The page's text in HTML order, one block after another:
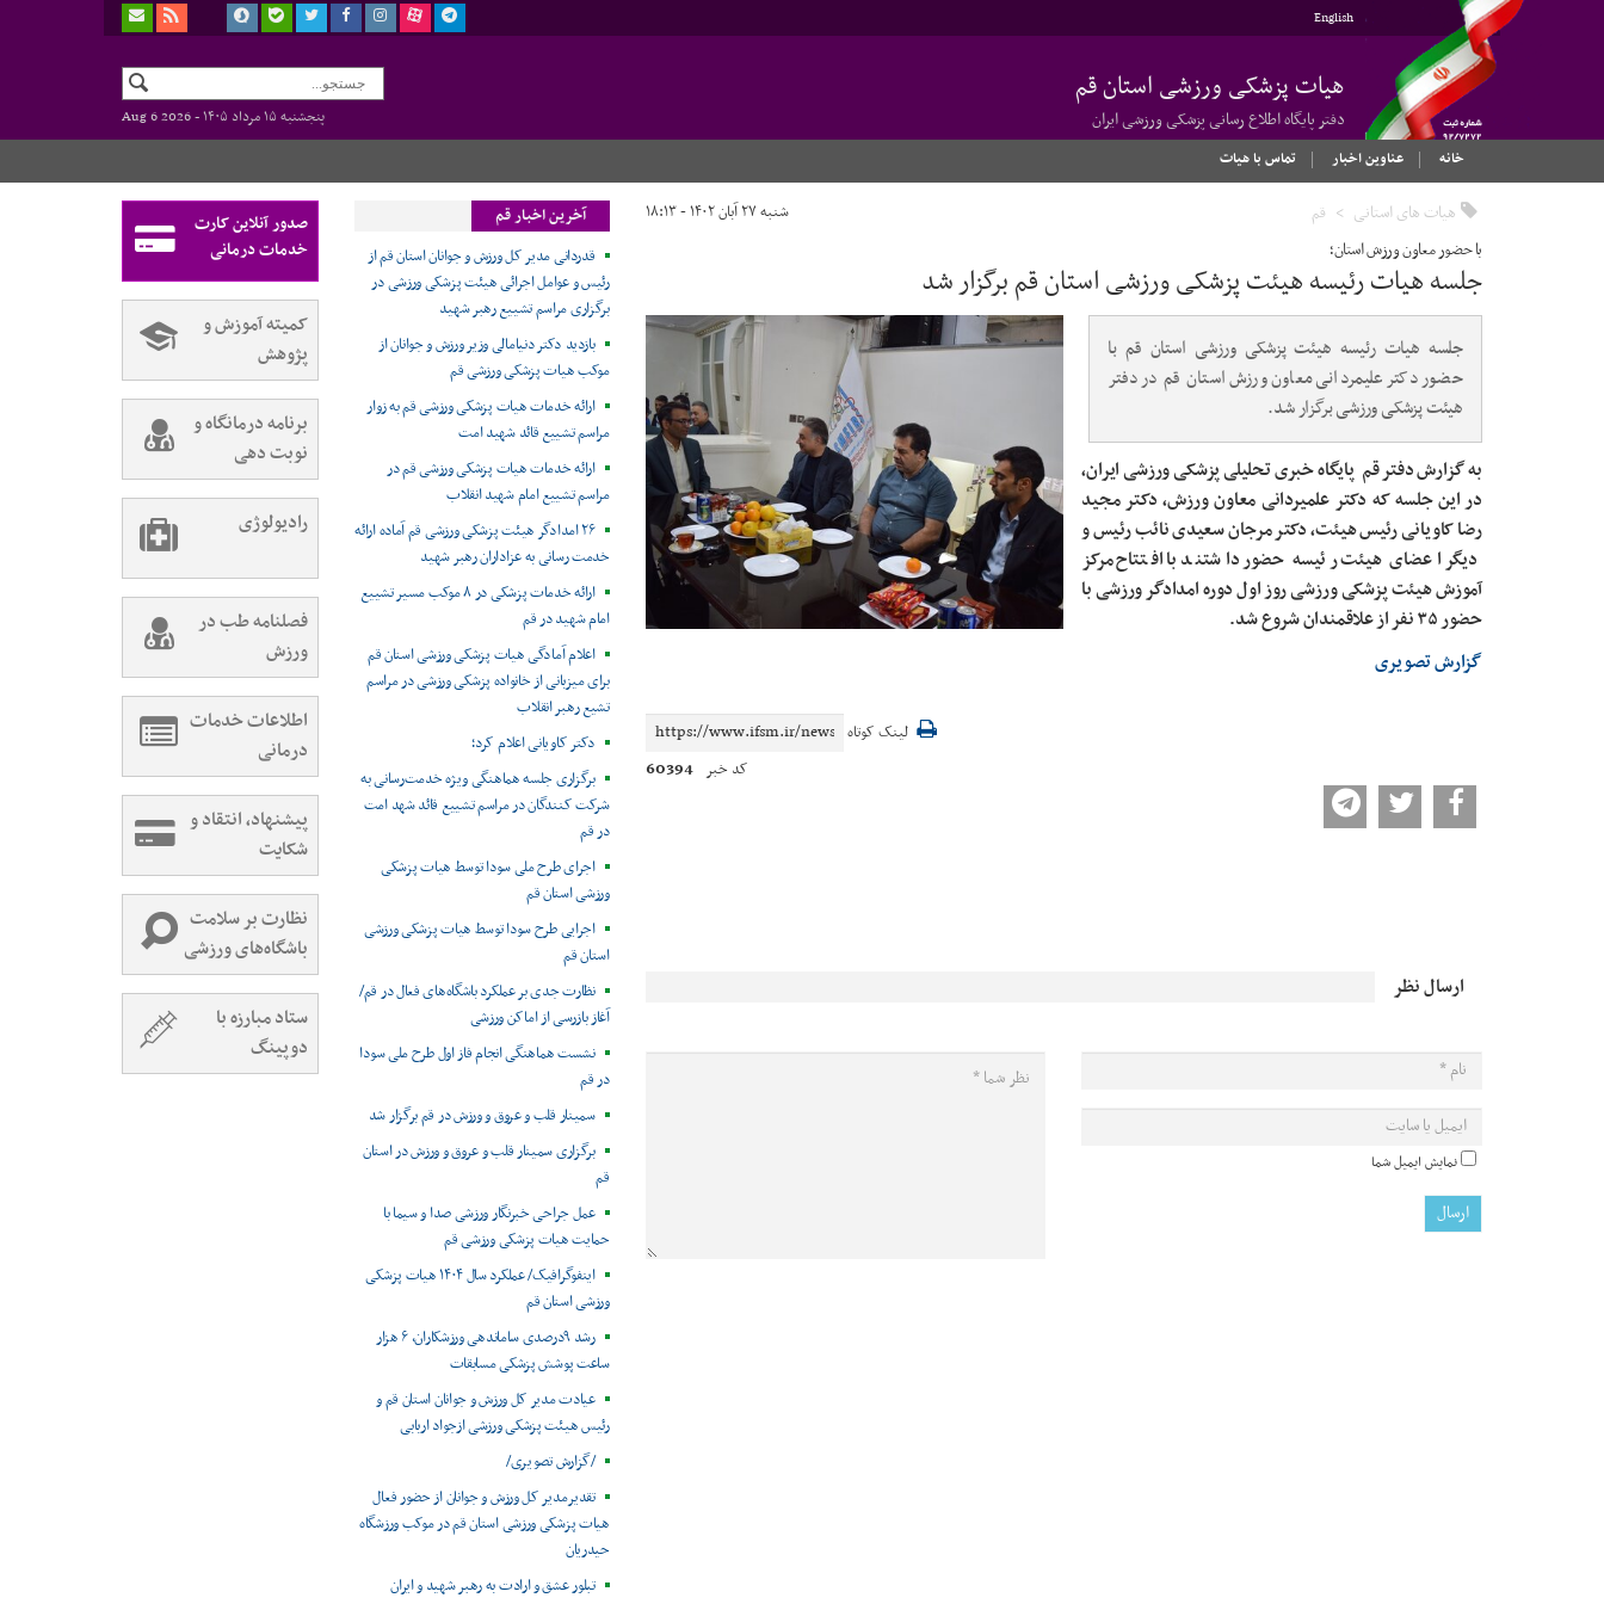
English
هیات پزشکی ورزشی استان قم
دفتر پایگاه اطلاع رسانی پزشکی ورزشی ایران پنجشنبه ۱۵ مرداد ۱۴۰۵ -
Aug 6 2026
خانه
عناوین اخبار تماس با هیات
هیات های استانی قم شنبه ۲۷ آبان ۱۴۰۲ - ۱۸:۱۳
با حضور معاون ورزش استان؛
جلسه هیات رئیسه هیئت پزشکی ورزشی استان قم برگزار شد
جلسه هیات رئیسه هیئت پزشکی ورزشی استان قم با
حضور دکتر علیمردانی معاون ورزش استان قم در دفتر
هیئت پزشکی ورزشی برگزار شد.
به گزارش دفتر قم پایگاه خبری تحلیلی پزشکی ورزشی ایران،
در این جلسه که دکتر علمیردانی معاون ورزش، دکتر مجید
رضا کاویانی رئیس هیئت، دکتر مرجان سعیدی نائب رئیس و
دیگر اعضای هیئت رئیسه حضور داشتند با افتتاح مرکز
آموزش هیئت پزشکی ورزشی روز اول دوره امدادگر ورزشی با
حضور ۳۵ نفر از علاقمندان شروع شد.
گزارش تصویری
لینک کوتاه
کد خبر 60394
ارسال نظر
نمایش ایمیل شما
آخرین اخبار قم
قدردانی مدیر کل ورزش و جوانان استان قم از
رئیس و عوامل اجرائی هیئت پزشکی ورزشی در
برگزاری مراسم تشییع رهبر شهید
بازدید دکتر دنیامالی وزیر ورزش و جوانان از
موکب هیات پزشکی ورزشی قم
ارائه خدمات هیات پزشکی ورزشی قم به زوار
مراسم تشییع قائد شهید امت
ارائه خدمات هیات پزشکی ورزشی قم در
مراسم تشییع امام شهید انقلاب
۲۶ امدادگر هیئت پزشکی ورزشی قم آماده ارائه
خدمت رسانی به عزاداران رهبر شهید
ارائه خدمات پزشکی در ۸ موکب مسیر تشییع
امام شهید در قم
اعلام آمادگی هیات پزشکی ورزشی استان قم
برای میزبانی از خانواده پزشکی ورزشی در مراسم
تشیع رهبر انقلاب
دکتر کاویانی اعلام کرد؛
برگزاری جلسه هماهنگی ویژه خدمت‌رسانی به
شرکت کنندگان در مراسم تشییع قائد شهد امت
در قم
اجرای طرح ملی سودا توسط هیات پزشکی
ورزشی استان قم
اجرایی طرح سودا توسط هیات پزشکی ورزشی
استان قم
نظارت جدی بر عملکرد باشگاه‌های فعال در قم/
آغاز بازرسی از اماکن ورزشی
نشست هماهنگی انجام فاز اول طرح ملی سودا
در قم
سمینار قلب و عروق و ورزش در قم برگزار شد
برگزاری سمینار قلب و عروق و ورزش در استان
قم
عمل جراحی خبرنگار ورزشی صدا و سیما با
حمایت هیات پزشکی ورزشی قم
اینفوگرافیک/ عملکرد سال ۱۴۰۴ هیات پزشکی
ورزشی استان قم
رشد ۹درصدی ساماندهی ورزشکاران، ۶ هزار
ساعت پوشش پزشکی مسابقات
عیادت مدیر کل ورزش و جوانان استان قم و
رئیس هیئت پزشکی ورزشی ازجواد اربابی
/گزارش تصویری/
تقدیرمدیر کل ورزش و جوانان از حضور فعال
هیات پزشکی ورزشی استان قم در موکب ورزشگاه
حیدریان
تبلور عشق و ارادت به رهبر شهید و ایران
صدور آنلاین کارت
خدمات درمانی
کمیته آموزش و
پژوهش
برنامه درمانگاه و
نوبت دهی
رادیولوژی
فصلنامه طب در
ورزش
اطلاعات خدمات
درمانی
پیشنهاد، انتقاد و
شکایت
نظارت بر سلامت
باشگاه‌های ورزشی
ستاد مبارزه با
دوپینگ